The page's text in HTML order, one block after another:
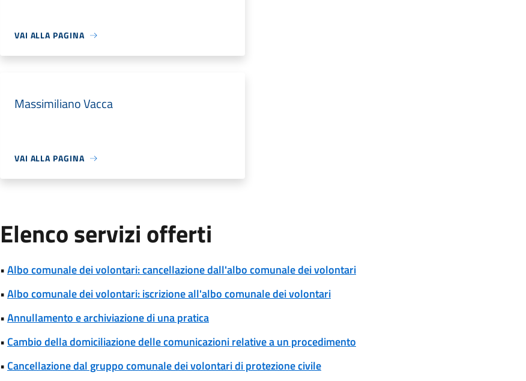
VAI ALLA PAGINA
Massimiliano Vacca
VAI ALLA PAGINA
Elenco servizi offerti
•Albo comunale dei volontari: cancellazione dall'albo comunale dei volontari
•Albo comunale dei volontari: iscrizione all'albo comunale dei volontari
•Annullamento e archiviazione di una pratica
• Cambio della domiciliazione delle comunicazioni relative a un procedimento
• Cancellazione dal gruppo comunale dei volontari di protezione civile